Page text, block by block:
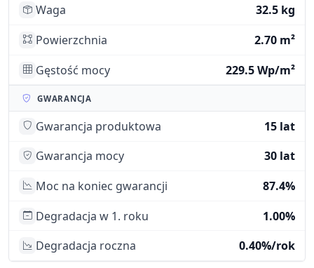
Waga
32.5 kg
Powierzchnia
2.70 m²
Gęstość mocy
229.5 Wp/m²
GWARANCJA
Gwarancja produktowa
15 lat
Gwarancja mocy
30 lat
Moc na koniec gwarancji
87.4%
Degradacja w 1. roku
1.00%
Degradacja roczna
0.40%/rok